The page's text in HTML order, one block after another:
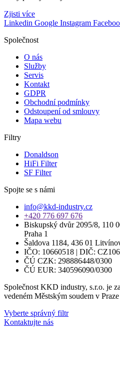
Zjisti více
Linkedin Google Instagram
Společnost
O nás
Služby
Servis
Kontakt
GDPR
Obchodní podmínky
Odstoupení od smlouvy
Mapa webu
Filtry
Donaldson
HiFi Filter
SF Filter
Spojte se s námi
info@kkd-industry.cz
+420 776 697 676
Biskupský dvůr 2095/8, 110
Praha 1
Šaldova 1184, 436 01
IČO: 10660518 | DIČ:
ČÚ CZK: 298886448/0300
ČÚ EUR: 340596090/0300
Společnost KKD industry, s.r.o. je
vedeném Městským soudem v
Vyberte správný filtr
Kontaktujte nás